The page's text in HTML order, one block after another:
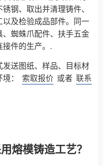
钢、取出并清理铸件、
及检验成品部件。同一
蜘蛛爪配件、扶手五金
件的生产。.
送图纸、样品、目标材
：
索取报价 或者 联系
熔模铸造工艺？